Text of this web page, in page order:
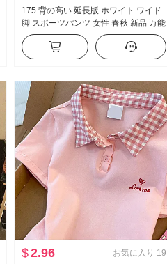
175 背の高い 延長版 ホワイト ワイド
脚 スポーツパンツ 女性 春秋 新品 万能
ストライプ カジュアル フロアレング
ス ズボン
$2.96 お気に入り 19